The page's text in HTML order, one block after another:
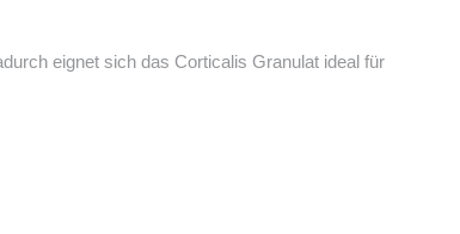
eignet sich das Corticalis Granulat ideal für